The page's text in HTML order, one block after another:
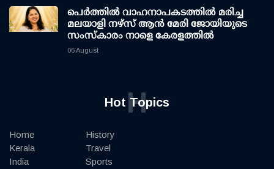
പെർത്തിൽ വാഹനാപകടത്തിൽ മരിച്ച
മലയാളി നഴ്സ് ആൻ മേരി ജോയിയുടെ
സംസ്കാരം നാളെ കേരളത്തിൽ
06 August
Hot Topics
H
Home
Kerala
India
History
Travel
Sports